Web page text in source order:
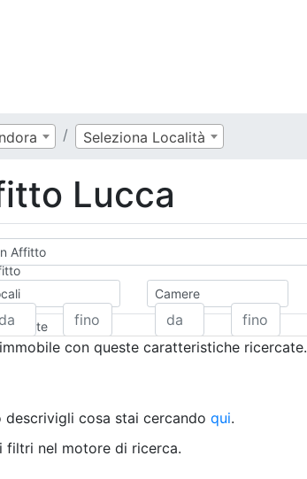
Seleziona Località
Lucca
Affitto
indipendente
Camere
con queste caratteristiche ricercate.
descrivigli cosa stai cercando qui.
filtri nel motore di ricerca.